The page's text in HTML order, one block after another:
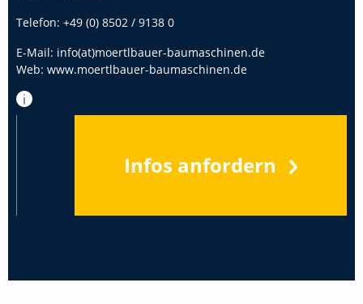
Telefon: +49 (0) 8502 / 9138 0
E-Mail: info(at)moertlbauer-baumaschinen.de
Web: www.moertlbauer-baumaschinen.de
Infos anfordern